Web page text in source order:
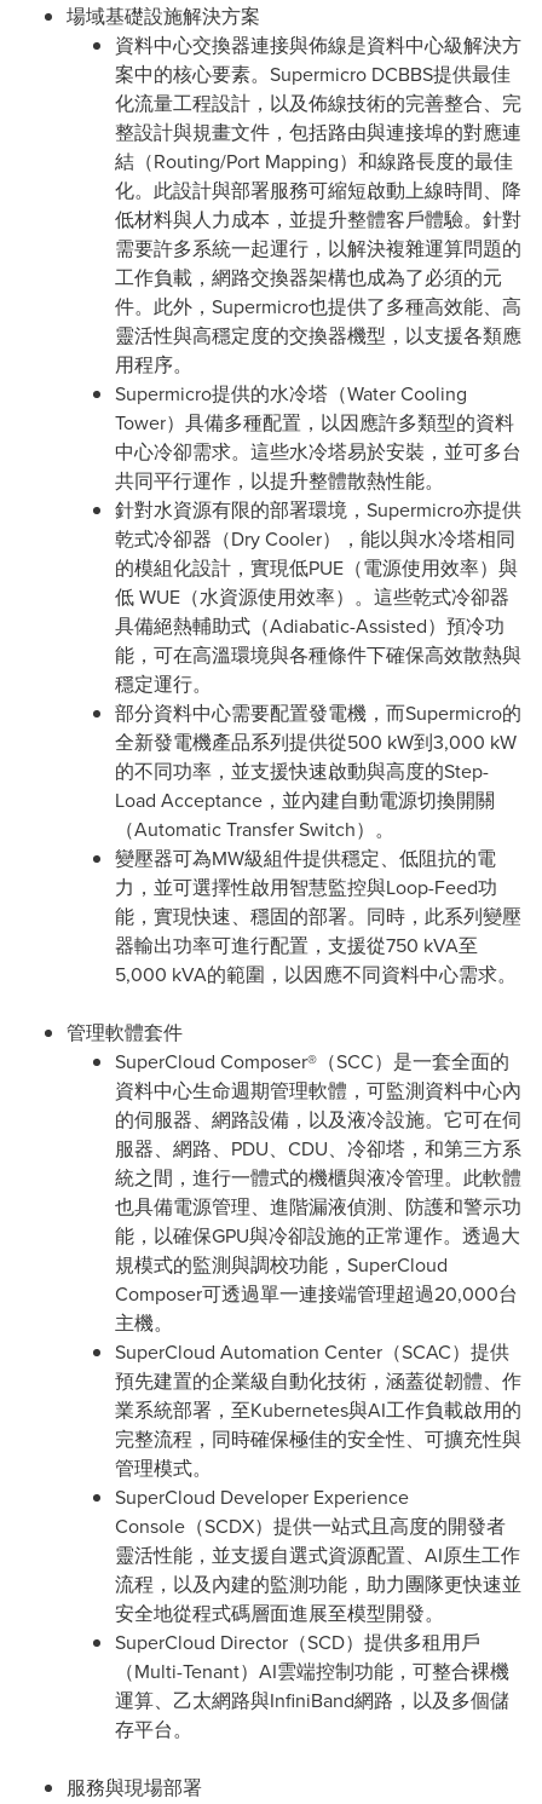
場域基礎設施解決方案
資料中心交換器連接與佈線是資料中心級解決方
案中的核心要素。Supermicro DCBBS提供最佳
化流量工程設計，以及佈線技術的完善整合、完
整設計與規畫文件，包括路由與連接埠的對應連
結（Routing/Port Mapping）和線路長度的最佳
化。此設計與部署服務可縮短啟動上線時間、降
低材料與人力成本，並提升整體客戶體驗。針對
需要許多系統一起運行，以解決複雜運算問題的
工作負載，網路交換器架構也成為了必須的元
件。此外，Supermicro也提供了多種高效能、高
靈活性與高穩定度的交換器機型，以支援各類應
用程序。
Supermicro提供的水冷塔（Water Cooling
Tower）具備多種配置，以因應許多類型的資料
中心冷卻需求。這些水冷塔易於安裝，並可多台
共同平行運作，以提升整體散熱性能。
針對水資源有限的部署環境，Supermicro亦提供
乾式冷卻器（Dry Cooler），能以與水冷塔相同
的模組化設計，實現低PUE（電源使用效率）與
低 WUE（水資源使用效率）。這些乾式冷卻器
具備絕熱輔助式（Adiabatic-Assisted）預冷功
能，可在高溫環境與各種條件下確保高效散熱與
穩定運行。
部分資料中心需要配置發電機，而Supermicro的
全新發電機產品系列提供從500 kW到3,000 kW
的不同功率，並支援快速啟動與高度的Step-
Load Acceptance，並內建自動電源切換開關
（Automatic Transfer Switch）。
變壓器可為MW級組件提供穩定、低阻抗的電
力，並可選擇性啟用智慧監控與Loop-Feed功
能，實現快速、穩固的部署。同時，此系列變壓
器輸出功率可進行配置，支援從750 kVA至
5,000 kVA的範圍，以因應不同資料中心需求。
管理軟體套件
SuperCloud Composer®（SCC）是一套全面的
資料中心生命週期管理軟體，可監測資料中心內
的伺服器、網路設備，以及液冷設施。它可在伺
服器、網路、PDU、CDU、冷卻塔，和第三方系
統之間，進行一體式的機櫃與液冷管理。此軟體
也具備電源管理、進階漏液偵測、防護和警示功
能，以確保GPU與冷卻設施的正常運作。透過大
規模式的監測與調校功能，SuperCloud
Composer可透過單一連接端管理超過20,000台
主機。
SuperCloud Automation Center（SCAC）提供
預先建置的企業級自動化技術，涵蓋從韌體、作
業系統部署，至Kubernetes與AI工作負載啟用的
完整流程，同時確保極佳的安全性、可擴充性與
管理模式。
SuperCloud Developer Experience
Console（SCDX）提供一站式且高度的開發者
靈活性能，並支援自選式資源配置、AI原生工作
流程，以及內建的監測功能，助力團隊更快速並
安全地從程式碼層面進展至模型開發。
SuperCloud Director（SCD）提供多租用戶
（Multi-Tenant）AI雲端控制功能，可整合裸機
運算、乙太網路與InfiniBand網路，以及多個儲
存平台。
服務與現場部署